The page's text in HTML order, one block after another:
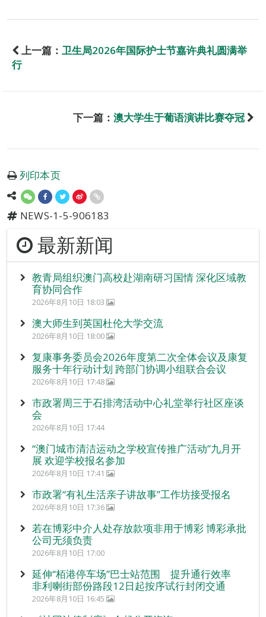
上一篇： 卫生局2026年国际护士节嘉许典礼圆满举
行
下一篇： 澳大学生于葡语演讲比赛夺冠
列印本页
NEWS-1-5-906183
最新新闻
教青局组织澳门高校赴湖南研习国情 深化区域教
育协同合作
2026年8月10日 18:03
澳大师生到英国杜伦大学交流
2026年8月10日 18:00
复康事务委员会2026年度第二次全体会议及康复
服务十年行动计划 跨部门协调小组联合会议
2026年8月10日 17:48
市政署周三于石排湾活动中心礼堂举行社区座谈
会
2026年8月10日 17:44
“澳门城市清洁运动之学校宣传推广活动”九月开
展 欢迎学校报名参加
2026年8月10日 17:41
市政署“有礼生活亲子讲故事”工作坊接受报名
2026年8月10日 17:36
若在博彩中介人处存放款项非用于博彩 博彩承批
公司无须负责
2026年8月10日 17:00
延伸“栢港停车场”巴士站范围 提升通行效率
非利喇街部份路段12日起按序试行封闭交通
2026年8月10日 16:45